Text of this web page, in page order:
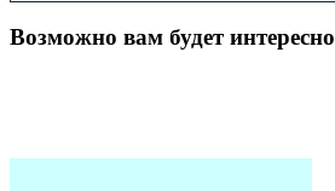
Возможно вам будет интересно